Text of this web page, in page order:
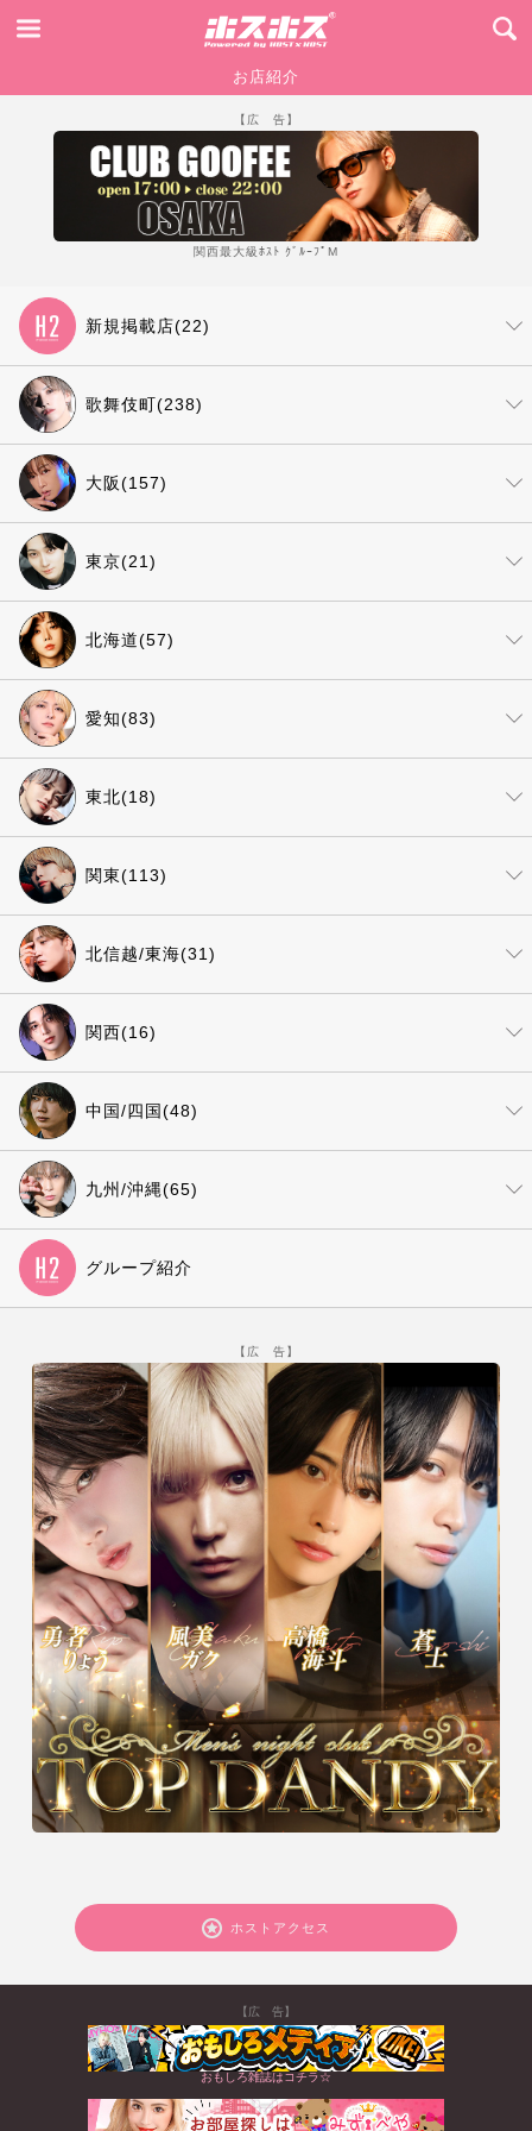
お店紹介
【広 告】
関西最大級ﾎｽﾄ ｸﾞﾙｰﾌﾟM
新規掲載店(22)
歌舞伎町(238)
大阪(157)
東京(21)
北海道(57)
愛知(83)
東北(18)
関東(113)
北信越/東海(31)
関西(16)
中国/四国(48)
九州/沖縄(65)
グループ紹介
【広 告】
ホストアクセス
【広 告】
おもしろ雑誌はコチラ☆